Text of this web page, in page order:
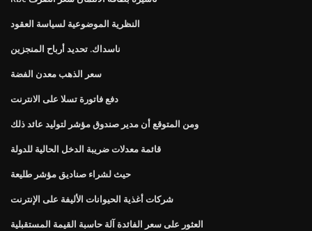
النظرية الموضوعية لسياسة العقود
ناسداك. تحديد أرباح المنجزين
سعر الذهب معدن الفضة
دفع فاتورة تسلا على الانترنت
ومن المتوقع أن مدير صندوق مؤشر لتوليد عائد ذلك
قائمة معدلات ضريبة الدخل الحالية للدولة
حيث لشراء صناديق مؤشر طليعة
شركات أغذية الحيوانات الأليفة على الإنترنت
العثور على سعر الفائدة آلة حاسبة القيمة المستقبلية